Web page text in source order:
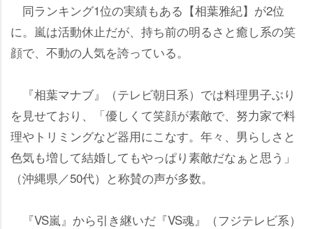
同ランキング1位の実績もある【相葉雅紀】が2位
に。嵐は活動休止だが、持ち前の明るさと癒し系の笑
顔で、不動の人気を誇っている。
『相葉マナブ』（テレビ朝日系）では料理男子ぶり
を見せており、「優しくて笑顔が素敵で、努力家で料
理やトリミングなど器用にこなす。年々、男らしさと
色気も増して結婚してもやっぱり素敵だなぁと思う」
（沖縄県／50代）と称賛の声が多数。
『VS嵐』から引き継いだ『VS魂』（フジテレビ系）